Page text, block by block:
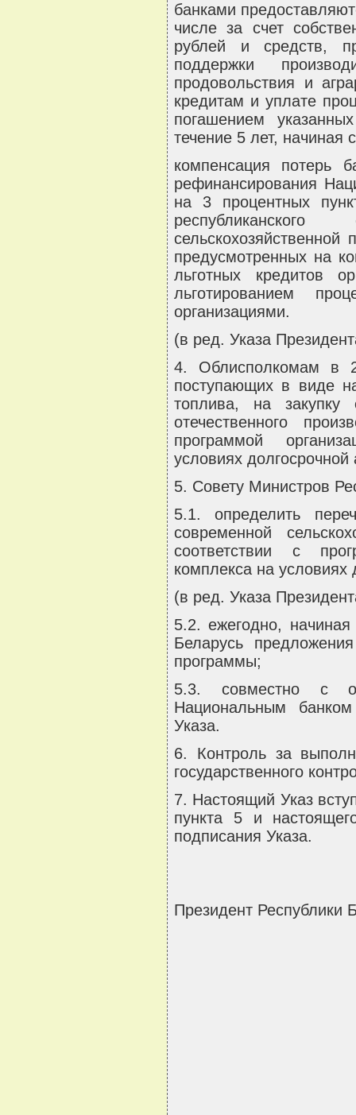
банками
числе за счет
рублей и средств,
поддержки
продовольствия и
кредитам и уплате
погашением
течение 5 лет, начиная
компенсация потерь
рефинансирования
на 3 процентных
предусмотренных на
льготных кредитов
льготированием
организациями.
(в ред. Указа
4. Облисполкомам в
поступающих в виде
топлива, на закупку
отечественного
программой
условиях
5. Совету Министров
5.1. определить
современной
соответствии с
комплекса на условиях
(в ред. Указа
5.2. ежегодно,
Беларусь
программы;
5.3. совместно с
Национальным
Указа.
6. Контроль за
государственного
7. Настоящий Указ
пункта 5 и
подписания Указа.
Президент